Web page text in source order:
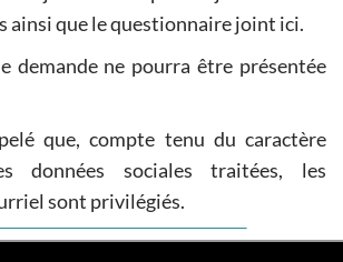
ainsi que le questionnaire joint ici.
demande ne pourra être présentée
que, compte tenu du caractère
données sociales traitées, les
sont privilégiés.